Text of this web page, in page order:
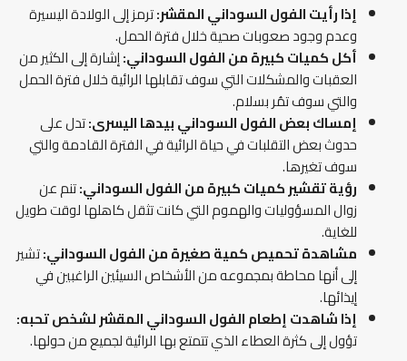
إذا رأيتالفول السوداني المقشر:ترمز إلى الولادة اليسيرة
وعدم وجود صعوبات صحية خلال فترة الحمل.
أكل كميات كبيرة من الفول السوداني:إشارة إلى الكثير من
العقبات والمشكلات التي سوف تقابلها الرائية خلال فترة الحمل
والتي سوف تمُر بسلام.
إمساك بعض الفول السوداني بيدها اليسرى:تدل على
حدوث بعض التقلبات في حياة الرائية في الفترة القادمة والتي
سوف تغيرها.
رؤية تقشير كميات كبيرة من الفول السوداني:تنم عن
زوال المسؤوليات والهموم التي كانت تثقل كاهلها لوقت طويل
للغاية.
مشاهدة تحميص كمية صغيرة من الفول السوداني:تشير
إلى أنها محاطة بمجموعه من الأشخاص السيئين الراغبين في
إيذائها.
إذا شاهدت إطعام الفول السوداني المقشر لشخص تحبه:
تؤول إلى كثرة العطاء الذي تتمتع بها الرائية لجميع من حولها.